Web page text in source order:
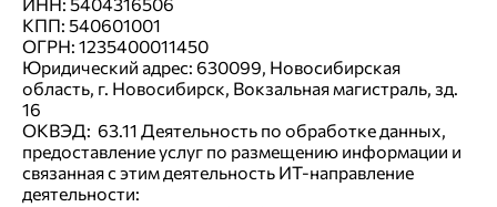
КПП: 540601001
ОГРН: 1235400011450
Юридический адрес: 630099, Новосибирская
область, г. Новосибирск, Вокзальная магистраль, зд.
16
ОКВЭД: 63.11 Деятельность по обработке данных,
предоставление услуг по размещению информации и
связанная с этим деятельность ИТ-направление
деятельности: